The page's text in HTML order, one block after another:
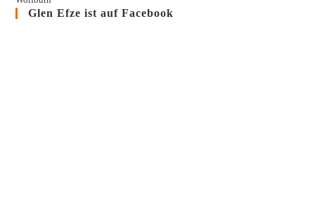
Glen Efze ist auf Facebook